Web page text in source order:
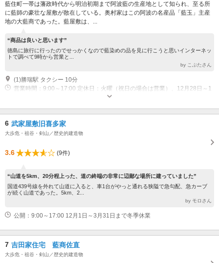
藍住町一帯は藩政時代から明治初期まで阿波藍の生産地として知られ、至る所
に藍師の豪壮な屋敷が散在している。奥村家はこの阿波の名産品「藍玉」主産
地の大藍商であった。藍屋敷は、...
“商品は良いと思います”
徳島に旅行に行ったのでせっかくなので藍染めの品を見に行こうと思いインターネッ
トで調べて9時から営業と...
by こぶたさん
(1)勝瑞駅 タクシー 10分
営業時間：9:00～17:00 定休日：火曜（祝日の場合は営業）、12月28日～1
6 武家屋敷旧喜多家
大歩危・祖谷・剣山／歴史的建造物
3.6 (9件)
“山道を5km、20分程上った、道の終端の非常に辺鄙な場所に建っていました”
国道439号線を外れて山道に入ると、車1台がやっと通れる狭隘で急勾配、急カーブ
が続く山道であった。5km、2...
by モロさん
公開：9:00～17:00 12月1日～3月31日まで冬季休業
7 吉田家住宅 藍商佐直
大歩危・祖谷・剣山／歴史的建造物